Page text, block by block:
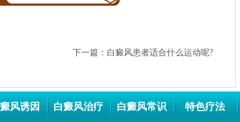
下一篇： 白癜风患者适合什么运动呢?
风诱因 白癜风治疗 白癜风常识 特色疗法